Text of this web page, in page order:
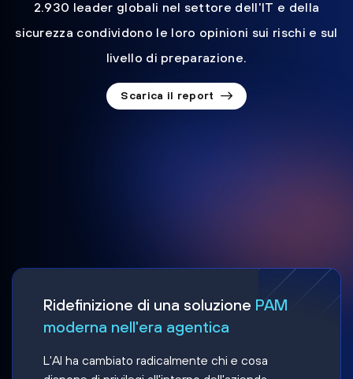
2.930 leader globali nel settore dell'IT e della
sicurezza condividono le loro opinioni sui rischi e sul
livello di preparazione.
Scarica il report
Ridefinizione di una soluzione PAM
moderna nell'era agentica
L'AI ha cambiato radicalmente chi e cosa